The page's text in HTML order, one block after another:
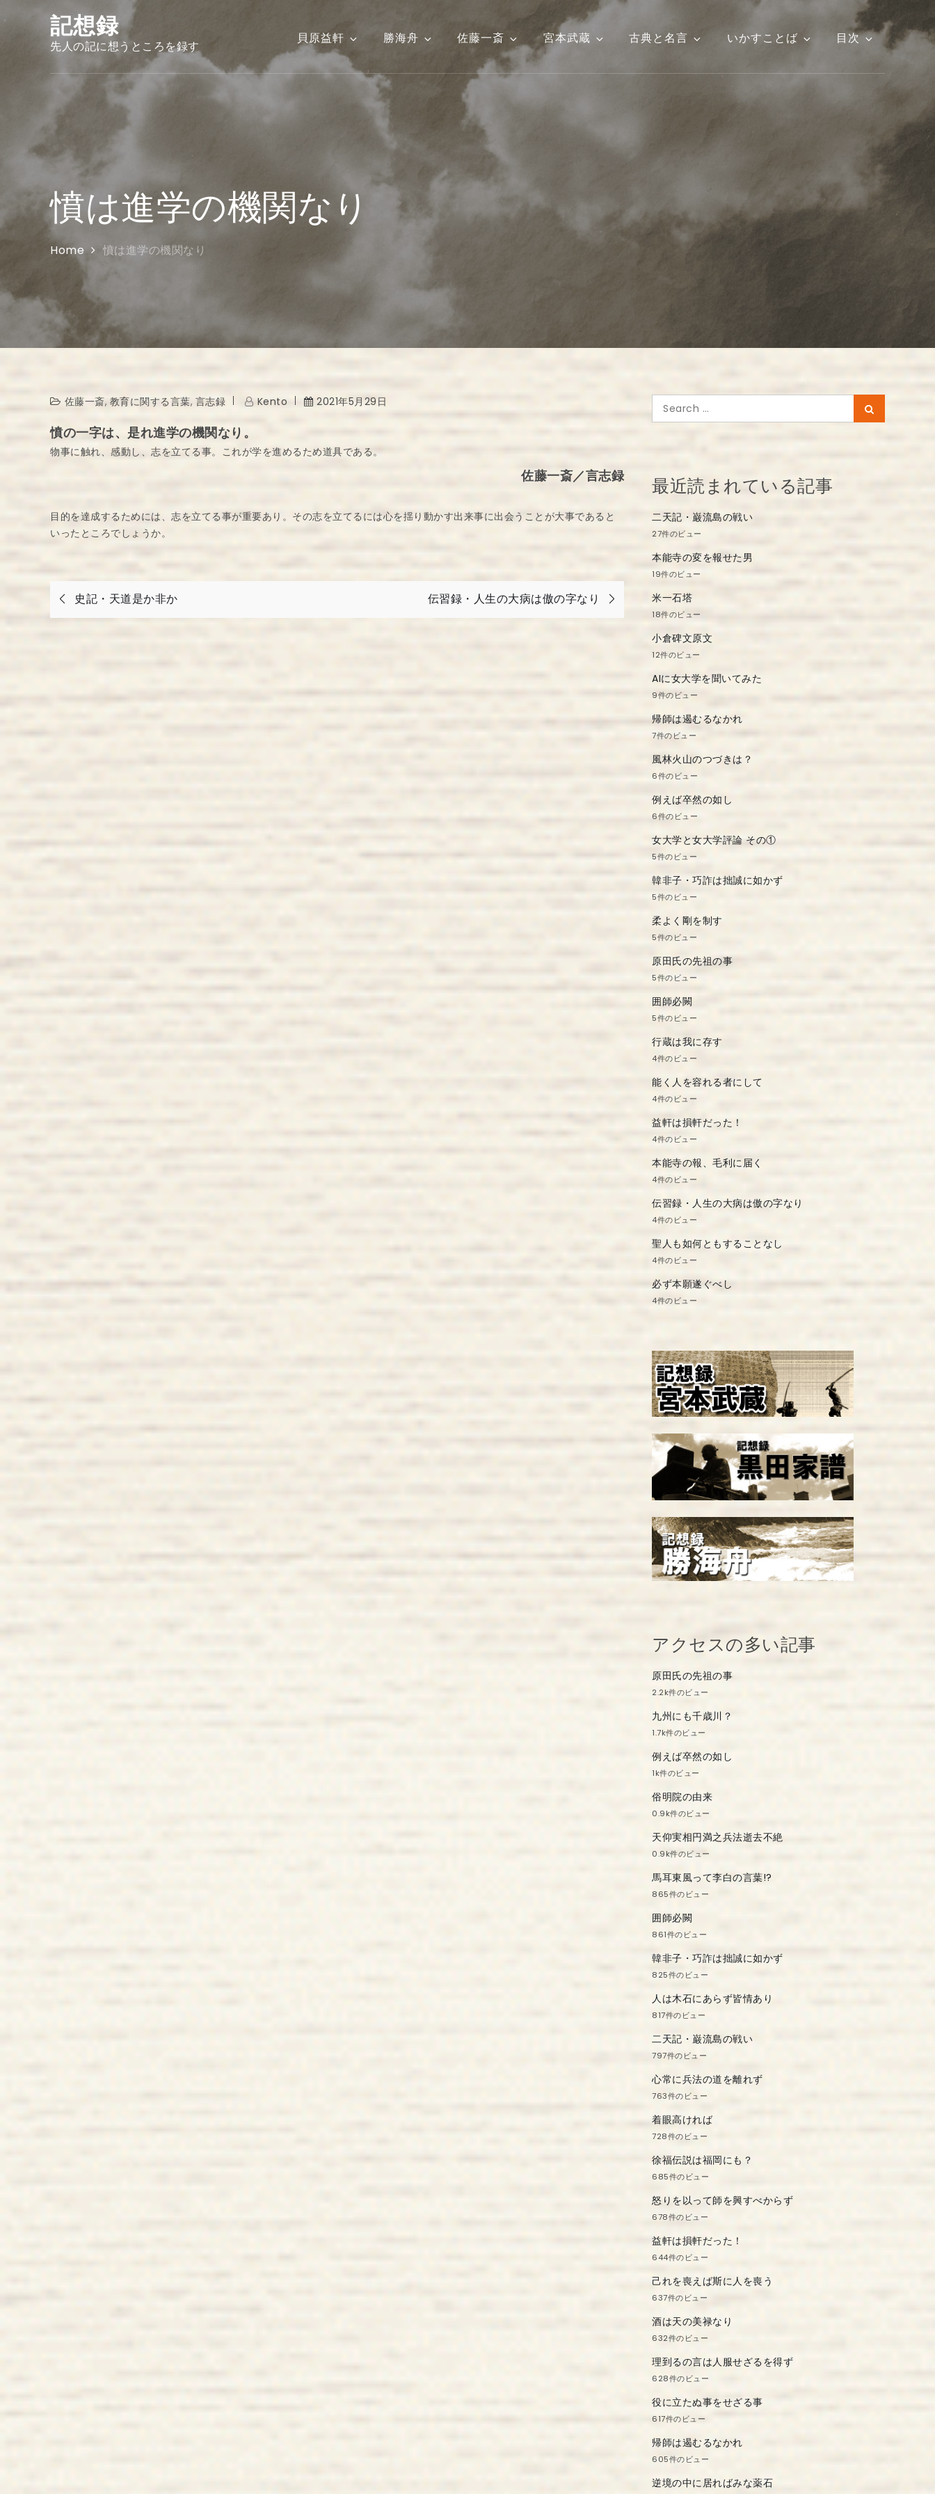
to
記想録
先人の記に想うところを録す
貝原益軒 勝海舟 佐藤一斎 宮本武蔵 古典と名言 いかすことば 目次
憤は進学の機関なり
Home 憤は進学の機関なり
佐藤一斎, 教育に関する言葉, 言志録 Kento 2021年5月29日
憤の一字は、是れ進学の機関なり。
物事に触れ、感動し、志を立てる事。これが学を進めるため道具である。
佐藤一斎／言志録
目的を達成するためには、志を立てる事が重要あり。その志を立てるには心を揺り動かす出来事に出会うことが大事であると
いったところでしょうか。
投
稿
史記・天道是か非か 伝習録・人生の大病は傲の字なり
Search
for:
最近読まれている記事
二天記・巌流島の戦い
27件のビュー
本能寺の変を報せた男
19件のビュー
米一石塔
18件のビュー
小倉碑文原文
12件のビュー
AIに女大学を聞いてみた
9件のビュー
帰師は遏むるなかれ
7件のビュー
風林火山のつづきは？
6件のビュー
例えば卒然の如し
6件のビュー
女大学と女大学評論 その①
5件のビュー
韓非子・巧詐は拙誠に如かず
5件のビュー
柔よく剛を制す
5件のビュー
原田氏の先祖の事
5件のビュー
囲師必闕
5件のビュー
行蔵は我に存す
4件のビュー
能く人を容れる者にして
4件のビュー
益軒は損軒だった！
4件のビュー
本能寺の報、毛利に届く
4件のビュー
伝習録・人生の大病は傲の字なり
4件のビュー
聖人も如何ともすることなし
4件のビュー
必ず本願遂ぐべし
4件のビュー
アクセスの多い記事
原田氏の先祖の事
2.2k件のビュー
九州にも千歳川？
1.7k件のビュー
例えば卒然の如し
1k件のビュー
俗明院の由来
0.9k件のビュー
天仰実相円満之兵法逝去不絶
0.9k件のビュー
馬耳東風って李白の言葉!?
865件のビュー
囲師必闕
861件のビュー
韓非子・巧詐は拙誠に如かず
825件のビュー
人は木石にあらず皆情あり
817件のビュー
二天記・巌流島の戦い
797件のビュー
心常に兵法の道を離れず
763件のビュー
着眼高ければ
728件のビュー
徐福伝説は福岡にも？
685件のビュー
怒りを以って師を興すべからず
678件のビュー
益軒は損軒だった！
644件のビュー
己れを喪えば斯に人を喪う
637件のビュー
酒は天の美禄なり
632件のビュー
理到るの言は人服せざるを得ず
628件のビュー
役に立たぬ事をせざる事
617件のビュー
帰師は遏むるなかれ
605件のビュー
逆境の中に居ればみな薬石